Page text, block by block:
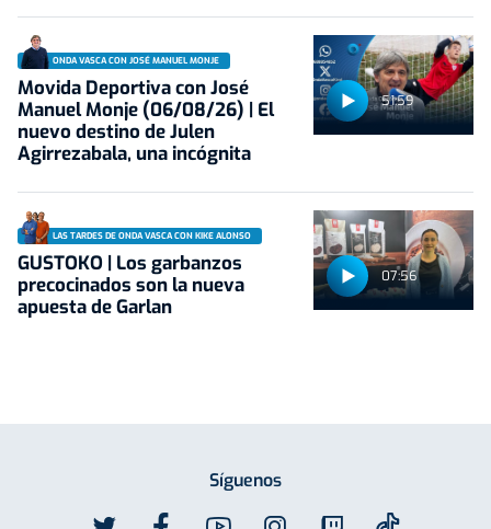
51:59
ONDA VASCA CON JOSÉ MANUEL MONJE
Movida Deportiva con José
Manuel Monje (06/08/26) | El
nuevo destino de Julen
Agirrezabala, una incógnita
07:56
LAS TARDES DE ONDA VASCA CON KIKE ALONSO
GUSTOKO | Los garbanzos
precocinados son la nueva
apuesta de Garlan
Síguenos